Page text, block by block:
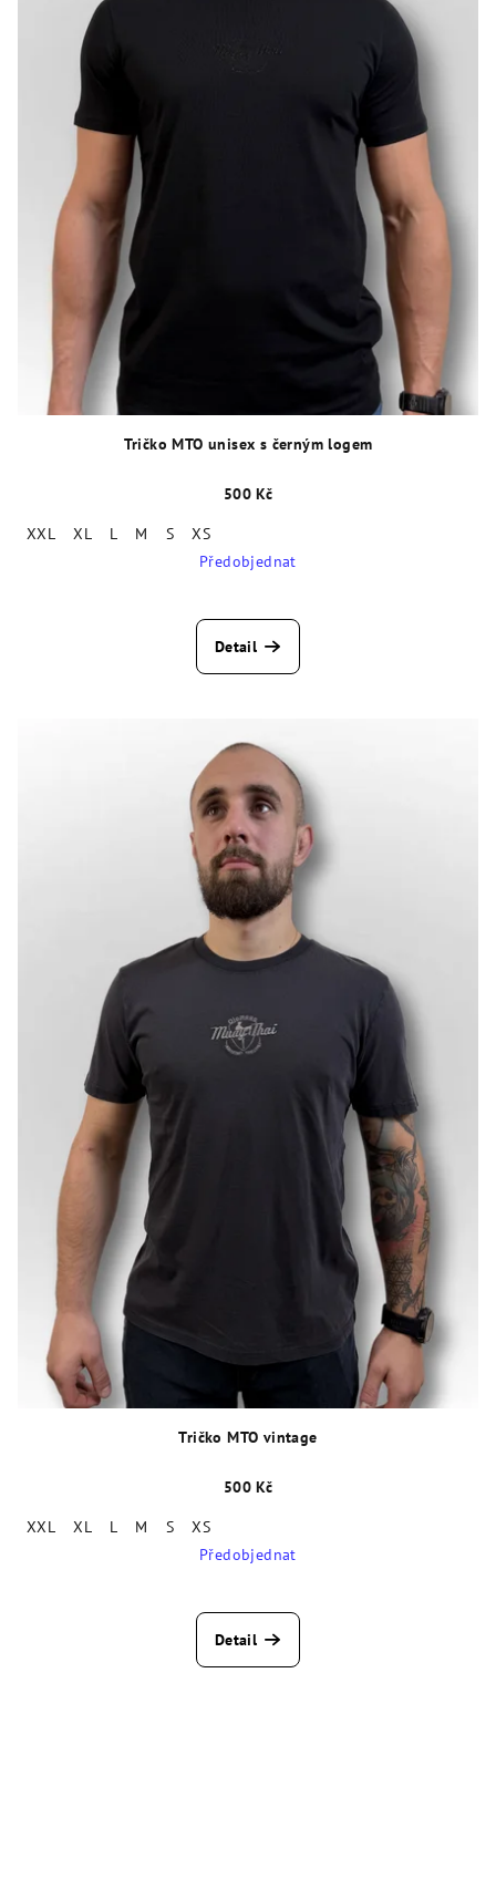
Tričko MTO unisex s černým logem
500 Kč
XXL
XL L M S
XS
Předobjednat
Detail
Tričko MTO vintage
500 Kč
XXL
XL L M S
XS
Předobjednat
Detail